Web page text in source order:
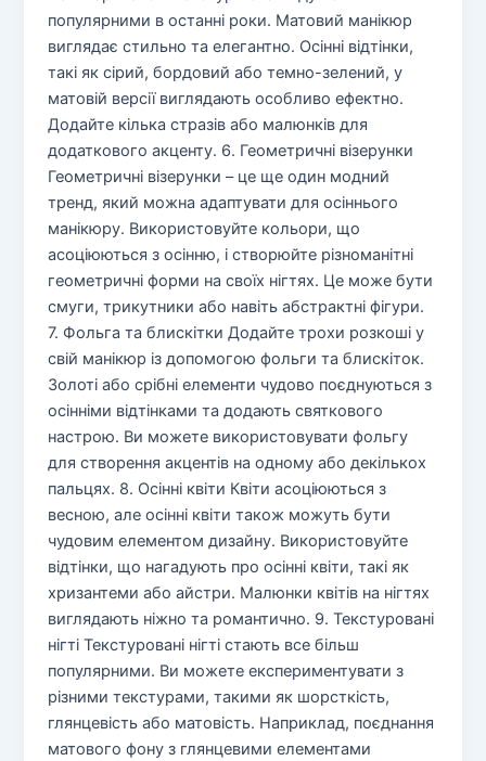
популярними в останні роки. Матовий манікюр
виглядає стильно та елегантно. Осінні відтінки,
такі як сірий, бордовий або темно-зелений, у
матовій версії виглядають особливо ефектно.
Додайте кілька стразів або малюнків для
додаткового акценту. 6. Геометричні візерунки
Геометричні візерунки – це ще один модний
тренд, який можна адаптувати для осіннього
манікюру. Використовуйте кольори, що
асоціюються з осінню, і створюйте різноманітні
геометричні форми на своїх нігтях. Це може бути
смуги, трикутники або навіть абстрактні фігури.
7. Фольга та блискітки Додайте трохи розкоші у
свій манікюр із допомогою фольги та блискіток.
Золоті або срібні елементи чудово поєднуються з
осінніми відтінками та додають святкового
настрою. Ви можете використовувати фольгу
для створення акцентів на одному або декількох
пальцях. 8. Осінні квіти Квіти асоціюються з
весною, але осінні квіти також можуть бути
чудовим елементом дизайну. Використовуйте
відтінки, що нагадують про осінні квіти, такі як
хризантеми або айстри. Малюнки квітів на нігтях
виглядають ніжно та романтично. 9. Текстуровані
нігті Текстуровані нігті стають все більш
популярними. Ви можете експериментувати з
різними текстурами, такими як шорсткість,
глянцевість або матовість. Наприклад, поєднання
матового фону з глянцевими елементами